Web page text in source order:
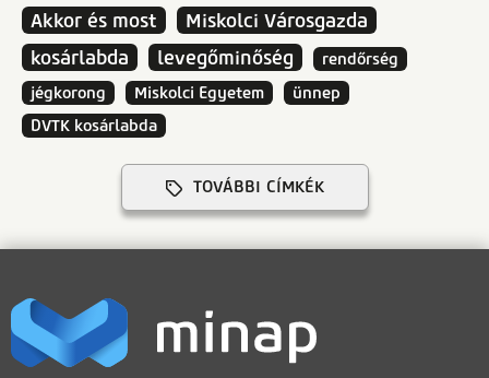
Akkor és most
Miskolci Városgazda
kosárlabda
levegőminőség
rendőrség
jégkorong
Miskolci Egyetem
ünnep
DVTK kosárlabda
TOVÁBBI CÍMKÉK